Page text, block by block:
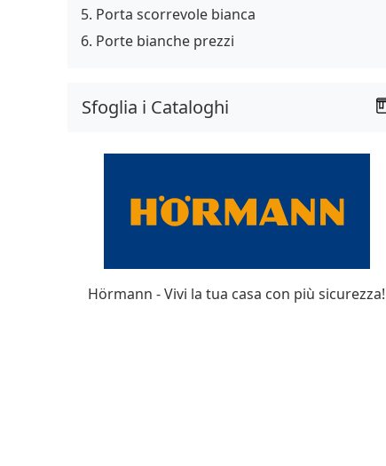
Porta scorrevole bianca
Porte bianche prezzi
Sfoglia i Cataloghi
Hörmann - Vivi la tua casa con più sicurezza!